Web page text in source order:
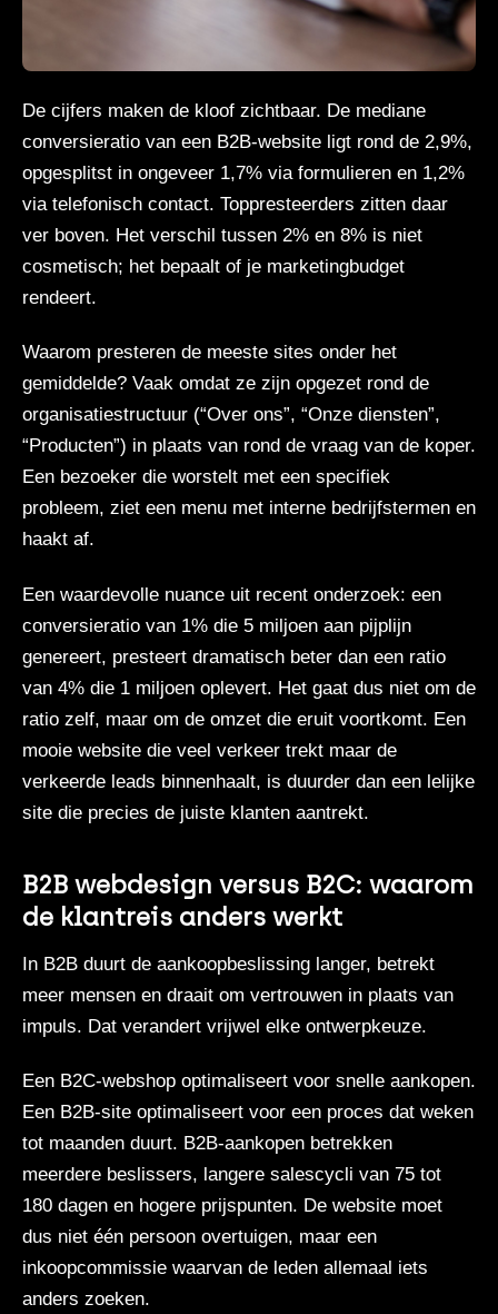
De cijfers maken de kloof zichtbaar. De mediane
conversieratio van een B2B-website ligt rond de 2,9%,
opgesplitst in ongeveer 1,7% via formulieren en 1,2%
via telefonisch contact. Toppresteerders zitten daar
ver boven. Het verschil tussen 2% en 8% is niet
cosmetisch; het bepaalt of je marketingbudget
rendeert.
Waarom presteren de meeste sites onder het
gemiddelde? Vaak omdat ze zijn opgezet rond de
organisatiestructuur (“Over ons”, “Onze diensten”,
“Producten”) in plaats van rond de vraag van de koper.
Een bezoeker die worstelt met een specifiek
probleem, ziet een menu met interne bedrijfstermen en
haakt af.
Een waardevolle nuance uit recent onderzoek: een
conversieratio van 1% die 5 miljoen aan pijplijn
genereert, presteert dramatisch beter dan een ratio
van 4% die 1 miljoen oplevert. Het gaat dus niet om de
ratio zelf, maar om de omzet die eruit voortkomt. Een
mooie website die veel verkeer trekt maar de
verkeerde leads binnenhaalt, is duurder dan een lelijke
site die precies de juiste klanten aantrekt.
B2B webdesign versus B2C: waarom
de klantreis anders werkt
In B2B duurt de aankoopbeslissing langer, betrekt
meer mensen en draait om vertrouwen in plaats van
impuls. Dat verandert vrijwel elke ontwerpkeuze.
Een B2C-webshop optimaliseert voor snelle aankopen.
Een B2B-site optimaliseert voor een proces dat weken
tot maanden duurt. B2B-aankopen betrekken
meerdere beslissers, langere salescycli van 75 tot
180 dagen en hogere prijspunten. De website moet
dus niet één persoon overtuigen, maar een
inkoopcommissie waarvan de leden allemaal iets
anders zoeken.